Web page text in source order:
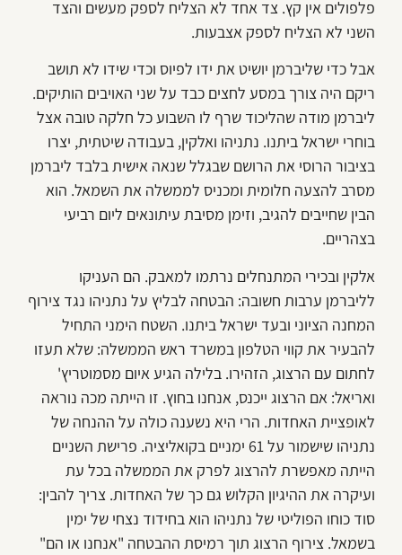
פלפולים אין קץ. צד אחד לא הצליח לספק מעשים והצד
השני לא הצליח לספק אצבעות.
אבל כדי שליברמן יושיט את ידו לפיוס וכדי שידו לא תושב
ריקם היה צורך במסע לחצים כבד על שני האויבים הותיקים.
ליברמן מודה שהליכוד שרף לו השבוע כל חלקה טובה אצל
בוחרי ישראל ביתנו. נתניהו ואלקין, בעבודה שיטתית, יצרו
בציבור הרוסי את הרושם שבגלל שנאה אישית בלבד ליברמן
מסרב להצעה חלומית ומכניס לממשלה את השמאל. הוא
הבין שחייבים להגיב, וזימן מסיבת עיתונאים ליום רביעי
בצהריים.
אלקין ובכירי המתנחלים נרתמו למאבק. הם העניקו
לליברמן ערבות חשובה: הבטחה לבליץ על נתניהו נגד צירוף
המחנה הציוני ובעד ישראל ביתנו. השטח הימני התחיל
להבעיר את קווי הטלפון במשרד ראש הממשלה: שלא תעזו
לחתום עם הרצוג, הזהירו. בלילה הגיע איום מסמוטריץ'
ואריאל: אם הרצוג ייכנס, אנחנו בחוץ. זו הייתה מכה נוראה
לאופציית האחדות. הרי היא נשענה כולה על ההנחה של
נתניהו שישמור על 61 ימניים בקואליציה. פרישת השניים
הייתה מאפשרת להרצוג לפרק את הממשלה בכל עת
ועיקרה את ההיגיון הקלוש גם כך של האחדות. צריך להבין:
סוד כוחו הפוליטי של נתניהו הוא בחידוד נצחי של ימין
בשמאל. צירוף הרצוג תוך רמיסת ההבטחה "אנחנו או הם"